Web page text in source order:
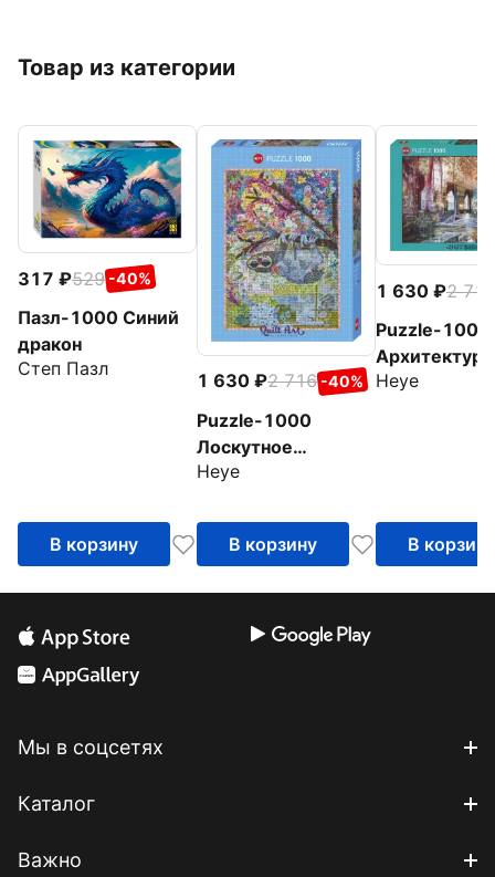
Товар из категории
317 529 -40%
Пазл-1000 Синий
дракон
Степ Пазл
В корзину
1 630 2 716 -40%
Puzzle-1000
Лоскутное
искусство.
Heye
В корзину
1 630
2 716
Puzzle-1000
фантазия.
Heye
В корзину
Мы в соцсетях
Каталог
Важно